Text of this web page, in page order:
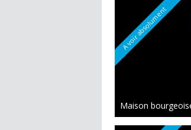
A voir absolument